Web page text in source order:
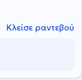
Κλείσε ραντεβού